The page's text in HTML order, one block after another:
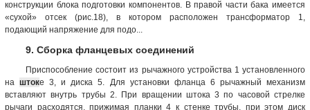
конструкции блока подготовки компонентов. В правой части бака имеется
«сухой» отсек (рис.18), в котором расположен трансформатор 1,
подающий напряжение для подо...
9. Сборка фланцевых соединений
Приспособление состоит из рычажного устройства 1 установленного
наштоке 3, и диска 5. Для установки фланца 6 рычажный механизм
вставляют внутрь трубы 2. При вращении штока 3 по часовой стрелке
рычаги расходятся, прижимая планки 4 к стенке трубы, при этом диск